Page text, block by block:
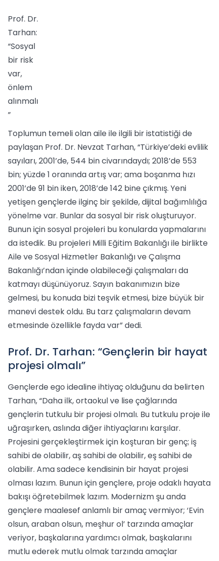
Prof. Dr.
Tarhan:
“Sosyal
bir risk
var,
önlem
alınmalı
”
Toplumun temeli olan aile ile ilgili bir istatistiği de
paylaşan Prof. Dr. Nevzat Tarhan, “Türkiye’deki evlilik
sayıları, 2001’de, 544 bin civarındaydı; 2018’de 553
bin; yüzde 1 oranında artış var; ama boşanma hızı
2001’de 91 bin iken, 2018’de 142 bine çıkmış. Yeni
yetişen gençlerde ilginç bir şekilde, dijital bağımlılığa
yönelme var. Bunlar da sosyal bir risk oluşturuyor.
Bunun için sosyal projeleri bu konularda yapmalarını
da istedik. Bu projeleri Milli Eğitim Bakanlığı ile birlikte
Aile ve Sosyal Hizmetler Bakanlığı ve Çalışma
Bakanlığı’ndan içinde olabileceği çalışmaları da
katmayı düşünüyoruz. Sayın bakanımızın bize
gelmesi, bu konuda bizi teşvik etmesi, bize büyük bir
manevi destek oldu. Bu tarz çalışmaların devam
etmesinde özellikle fayda var” dedi.
Prof. Dr. Tarhan: “Gençlerin bir hayat
projesi olmalı”
Gençlerde ego idealine ihtiyaç olduğunu da belirten
Tarhan, “Daha ilk, ortaokul ve lise çağlarında
gençlerin tutkulu bir projesi olmalı. Bu tutkulu proje ile
uğraşırken, aslında diğer ihtiyaçlarını karşılar.
Projesini gerçekleştirmek için koşturan bir genç; iş
sahibi de olabilir, aş sahibi de olabilir, eş sahibi de
olabilir. Ama sadece kendisinin bir hayat projesi
olması lazım. Bunun için gençlere, proje odaklı hayata
bakışı öğretebilmek lazım. Modernizm şu anda
gençlere maalesef anlamlı bir amaç vermiyor; ‘Evin
olsun, araban olsun, meşhur ol’ tarzında amaçlar
veriyor, başkalarına yardımcı olmak, başkalarını
mutlu ederek mutlu olmak tarzında amaçlar